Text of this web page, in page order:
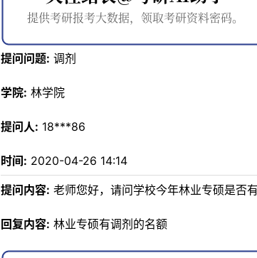
提问问题: 调剂
学院: 林学院
提问人: 18***86
时间: 2020-04-26 14:14
提问内容: 老师您好，请问学校今年林业专硕是否
回复内容: 林业专硕有调剂的名额